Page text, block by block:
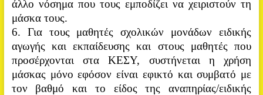
άλλο νόσημα που τους εμποδίζει να χειριστούν τη
μάσκα τους.
6. Για τους μαθητές σχολικών μονάδων ειδικής
αγωγής και εκπαίδευσης και στους μαθητές που
προσέρχονται στα ΚΕΣΥ, συστήνεται η χρήση
μάσκας μόνο εφόσον είναι εφικτό και συμβατό με
τον βαθμό και το είδος της αναπηρίας/ειδικής